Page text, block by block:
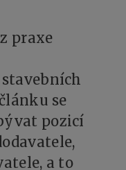
praxe
se
pozicí
a to